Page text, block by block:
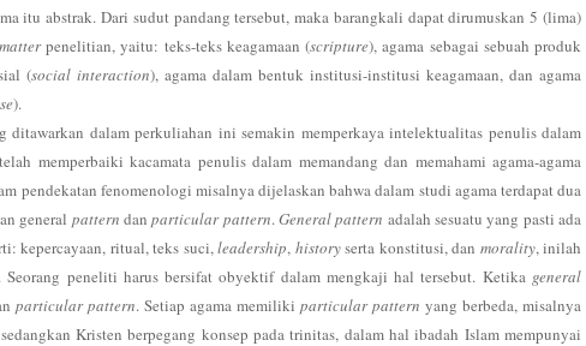
itu abstrak. Dari sudut pandang tersebut, maka barangkali dapat dirumuskan 5 (lima)
penelitian, yaitu: teks-teks keagamaan (scripture), agama sebagai sebuah produk
(social interaction), agama dalam bentuk institusi-institusi keagamaan, dan agama
).
ditawarkan dalam perkuliahan ini semakin memperkaya intelektualitas penulis dalam
memperbaiki kacamata penulis dalam memandang dan memahami agama-agama
pendekatan fenomenologi misalnya dijelaskan bahwa dalam studi agama terdapat dua
general pattern danparticular pattern.General pattern adalah sesuatu yang pasti ada
kepercayaan, ritual, teks suci,leadership, historyserta konstitusi, dan morality, inilah
Seorang peneliti harus bersifat obyektif dalam mengkaji hal tersebut. Ketika general
particular pattern. Setiap agama memilikiparticular pattern yang berbeda, misalnya
Kristen berpegang konsep pada trinitas, dalam hal ibadah Islam mempunyai